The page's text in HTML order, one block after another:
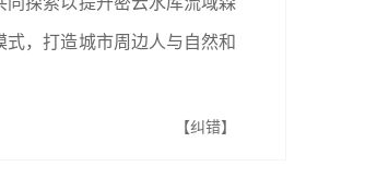
，打造城市周边人与自然和
【纠错】